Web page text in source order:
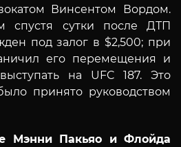
Винсентом Вордом.
спустя сутки после ДТП
под залог в $2,500; при
его перемещения и
на UFC 187. Это
принято руководством
Мэнни Пакьяо и Флойда